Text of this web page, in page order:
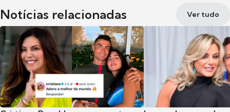
Notícias relacionadas Ver tudo